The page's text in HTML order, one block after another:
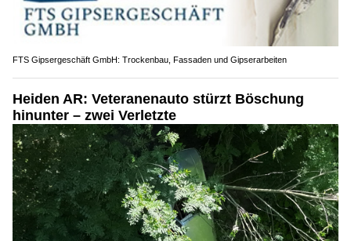
FTS Gipsergeschäft GmbH: Trockenbau, Fassaden und Gipserarbeiten
Heiden AR: Veteranenauto stürzt Böschung
hinunter – zwei Verletzte